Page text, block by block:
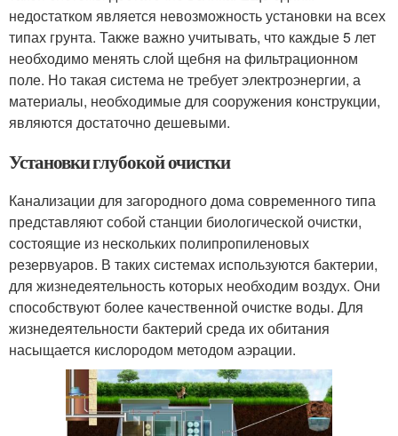
недостатком является невозможность установки на всех
типах грунта. Также важно учитывать, что каждые 5 лет
необходимо менять слой щебня на фильтрационном
поле. Но такая система не требует электроэнергии, а
материалы, необходимые для сооружения конструкции,
являются достаточно дешевыми.
Установки глубокой очистки
Канализации для загородного дома современного типа
представляют собой станции биологической очистки,
состоящие из нескольких полипропиленовых
резервуаров. В таких системах используются бактерии,
для жизнедеятельность которых необходим воздух. Они
способствуют более качественной очистке воды. Для
жизнедеятельности бактерий среда их обитания
насыщается кислородом методом аэрации.